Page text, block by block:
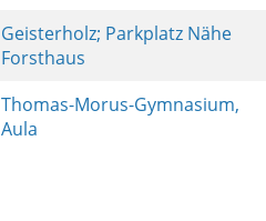
Geisterholz; Parkplatz Nähe
Forsthaus
Thomas-Morus-Gymnasium,
Aula